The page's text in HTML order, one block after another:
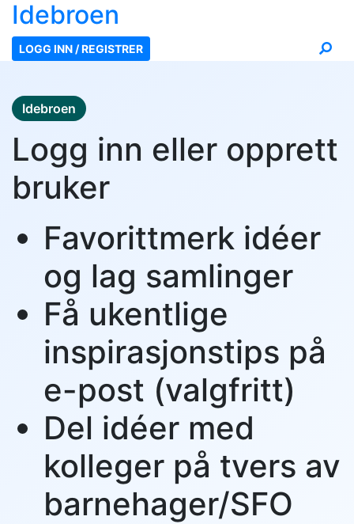
Idebroen
LOGG INN / REGISTRER
Idebroen
Logg inn eller opprett
bruker
Favorittmerk idéer
og lag samlinger
Få ukentlige
inspirasjonstips på
e-post (valgfritt)
Del idéer med
kolleger på tvers av
barnehager/SFO